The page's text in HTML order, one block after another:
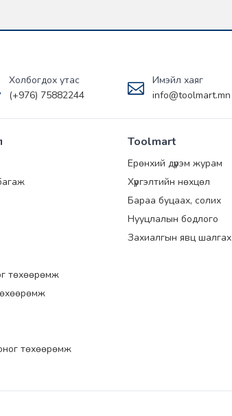
Холбогдох утас
(+976) 75882244
Имэйл хаяг
info@toolmart.mn
төхөөрөмж
төхөөрөмж
Toolmart
Ерөнхий дүрэм журам
Хүргэлтийн нөхцөл
Бараа буцаах, солих
Нууцлалын бодлого
Захиалгын явц шалгах